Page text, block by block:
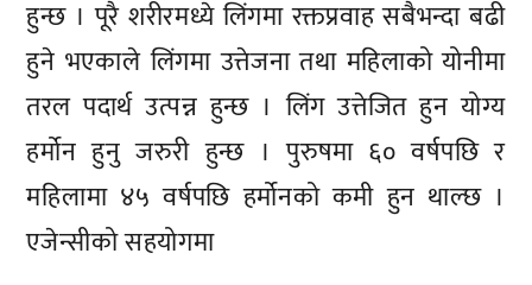
हुन्छ । पूरै शरीरमध्ये लिंगमा रक्तप्रवाह सबैभन्दा बढी
हुने भएकाले लिंगमा उत्तेजना तथा महिलाको योनीमा
तरल पदार्थ उत्पन्न हुन्छ । लिंग उत्तेजित हुन योग्य
हर्मोन हुनु जरुरी हुन्छ । पुरुषमा ६० वर्षपछि र
महिलामा ४५ वर्षपछि हर्मोनको कमी हुन थाल्छ ।
एजेन्सीको सहयोगमा